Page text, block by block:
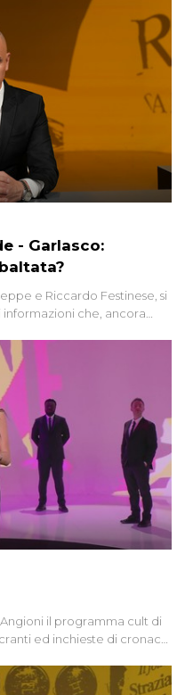
- Garlasco:
e Riccardo Festinese, si
che, ancora
Lo speciale ricostruisce la
errori, dettagli
che sembra non avere
il programma cult di
ed inchieste di cronaca